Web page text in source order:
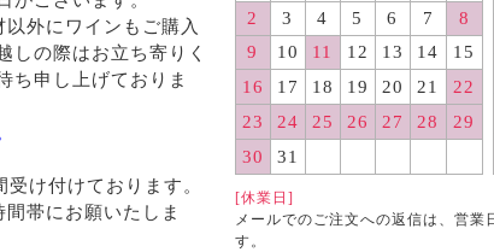
外にワインもご購入
しの際はお立ち寄りく
ち申し上げておりま
け付けております。
帯にお願いたしま
2
3 4 5 6 7
8
9
10 11 12 13 14
15
16
17 18 19 20 21
22
23
24 25 26 27 28
29
30
31
[休業日]
メールでのご注文への返信は、営業
す。